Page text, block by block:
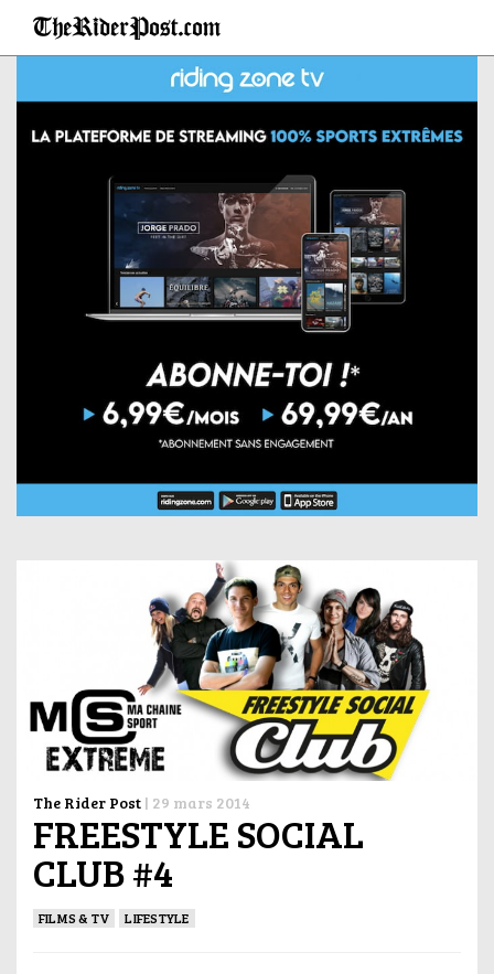
The Rider Post | 29 mars 2014
FREESTYLE SOCIAL
CLUB #4
FILMS & TV LIFESTYLE